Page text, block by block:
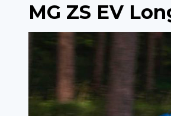
MG ZS EV